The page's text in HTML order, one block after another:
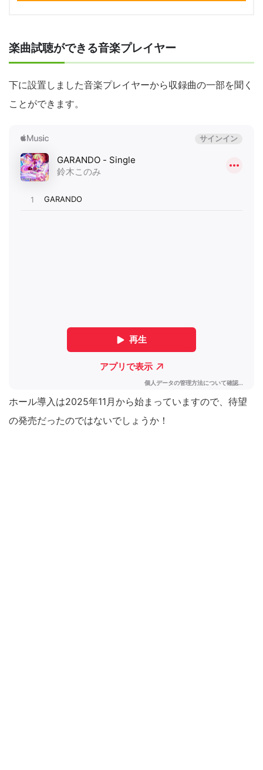
楽曲試聴ができる音楽プレイヤー
下に設置しました音楽プレイヤーから収録曲の一部を聞く
ことができます。
ホール導入は2025年11月から始まっていますので、待望
の発売だったのではないでしょうか！